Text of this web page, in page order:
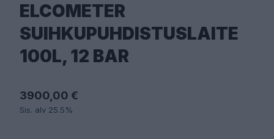
ELCOMETER
SUIHKUPUHDISTUSLAITE
100L, 12 BAR
3900,00 €
Sis. alv 25.5%